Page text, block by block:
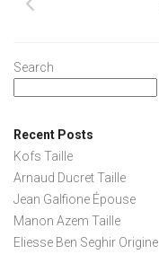
Search
Recent Posts
Kofs Taille
Arnaud Ducret Taille
Jean Galfione Épouse
Manon Azem Taille
Eliesse Ben Seghir Origine